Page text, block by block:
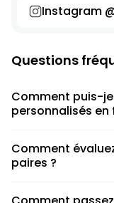
Instagram
Questions
Comment puis-
personnalisés
pour déterminer la
en dessous, au-
Comment
paires ?